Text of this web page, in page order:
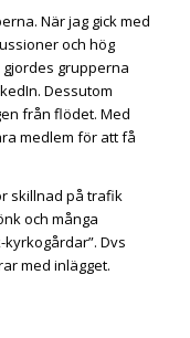
När jag gick med
och hög
grupperna
Dessutom
från flödet. Med
medlem för att få
skillnad på trafik
och många
Dvs
med inlägget.